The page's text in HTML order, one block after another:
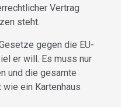
Vertrag
steht.
gegen die EU-
er will. Es muss nur
und die gesamte
ein Kartenhaus